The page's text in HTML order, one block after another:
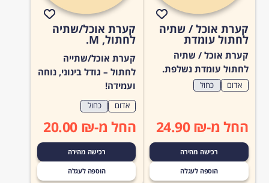
קערת אוכל / שתיה
לחתול עומדת
קערת אוכל / שתיה
לחתול עומדת נשלפת.
אדום כחול
החל מ-₪ 24.90
רכישה מהירה
הוספה לעגלה
קערת אוכל/שתיה
לחתול, M.
קערת אוכל/שתייה
לחתול – גודל בינוני, נוחה
ועמידה!
אדום כחול
החל מ-₪ 20.00
רכישה מהירה
הוספה לעגלה